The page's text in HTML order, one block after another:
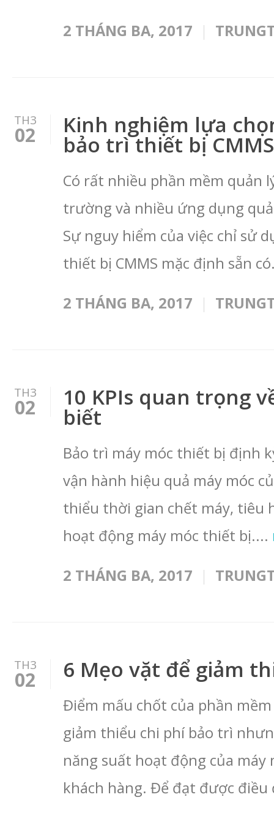
2 THÁNG BA, 2017
TH3
02 Kinh nghiệm lựa
bảo trì thiết bị CMMS
Có rất nhiều phần mềm quản
trường và nhiều ứng dụng
Sự nguy hiểm của việc chỉ sử
thiết bị CMMS mặc định sẵn
2 THÁNG BA, 2017
TH3
02 10 KPIs quan trọng
biết
Bảo trì máy móc thiết bị định
vận hành hiệu quả máy móc
thiểu thời gian chết máy, tiêu
hoạt động máy móc thiết bị....
2 THÁNG BA, 2017
TH3
02 6 Mẹo vặt để giảm
Điểm mấu chốt của phần
giảm thiểu chi phí bảo trì
năng suất hoạt động của
khách hàng. Để đạt được